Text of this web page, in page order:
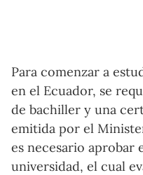
Para comenzar a
en el Ecuador, se
de bachiller y una
emitida por el
es necesario aprobar
universidad, el cual